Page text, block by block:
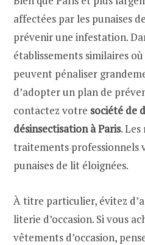
affectées par les punaises
prévenir une infestation.
établissements similaires
peuvent pénaliser
d’adopter un plan de
contactez votre société de
désinsectisation à Paris.
traitements professionnels
punaises de lit éloignées.
À titre particulier, évitez
literie d’occasion. Si vous
vêtements d’occasion,